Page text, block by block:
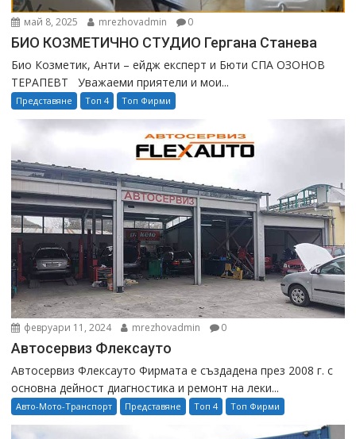
май 8, 2025 mrezhovadmin 0
БИО КОЗМЕТИЧНО СТУДИО Гергана Станева
Био Козметик, Анти – ейдж експерт и Бюти СПА ОЗОНОВ
ТЕРАПЕВТ Уважаеми приятели и мои...
Представяне Топ 4 Топ Фирми
февруари 11, 2024 mrezhovadmin 0
Автосервиз Флексауто
Автосервиз Флексауто Фирмата е създадена през 2008 г. с
основна дейност диагностика и ремонт на леки...
Авто-Мото-Транспорт Представяне Топ 4 Топ Фирми